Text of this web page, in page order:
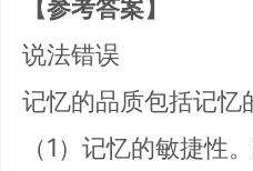
【参考答案】
说法错误
记忆的品质包括记忆
（1）记忆的敏捷性